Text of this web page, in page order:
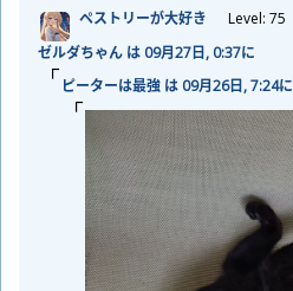
ペストリーが大好き
Level: 75
ゼルダちゃん は 09月27日, 0:37に
ピーターは最強 は 09月26日, 7:24に